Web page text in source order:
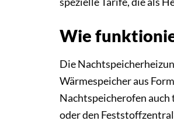
Wie
Die
Wärmespeicher aus
Nachtspeicherofen auch
oder den